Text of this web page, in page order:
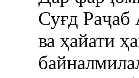
Суғд
ва ҳайати